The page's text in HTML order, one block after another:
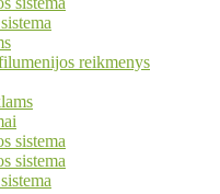
reikmenys
sistema
sistema